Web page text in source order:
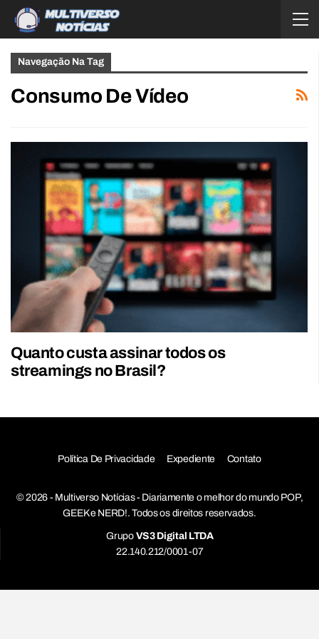
Navegação Na Tag
Consumo De Vídeo
Quanto custa assinar todos os
streamings no Brasil?
Política De Privacidade Expediente Contato
© 2026 - Multiverso Notícias - Diariamente o melhor do mundo POP,
GEEK e NERD!. Todos os direitos reservados.
Grupo VS3 Digital LTDA
22.140.212/0001-07